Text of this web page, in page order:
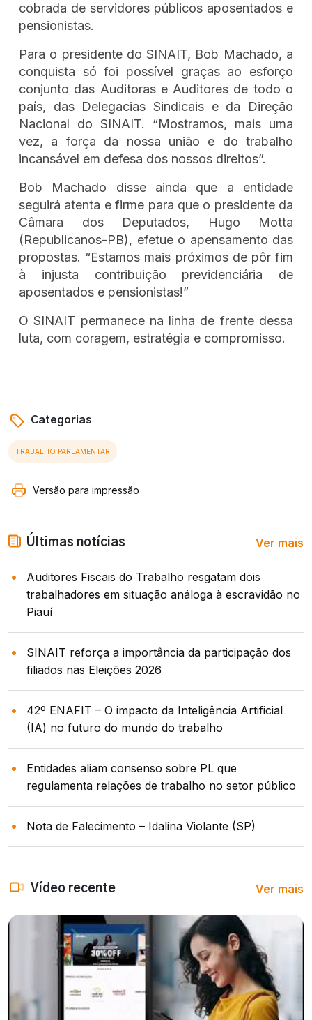
cobrada de servidores públicos aposentados e
pensionistas.
Para o presidente do SINAIT, Bob Machado, a
conquista só foi possível graças ao esforço
conjunto das Auditoras e Auditores de todo o
país, das Delegacias Sindicais e da Direção
Nacional do SINAIT. “Mostramos, mais uma
vez, a força da nossa união e do trabalho
incansável em defesa dos nossos direitos”.
Bob Machado disse ainda que a entidade
seguirá atenta e firme para que o presidente da
Câmara dos Deputados, Hugo Motta
(Republicanos-PB), efetue o apensamento das
propostas. “Estamos mais próximos de pôr fim
à injusta contribuição previdenciária de
aposentados e pensionistas!”
O SINAIT permanece na linha de frente dessa
luta, com coragem, estratégia e compromisso.
Categorias
TRABALHO PARLAMENTAR
Versão para impressão
Últimas notícias Ver mais
Auditores Fiscais do Trabalho resgatam dois
trabalhadores em situação análoga à escravidão no
Piauí
SINAIT reforça a importância da participação dos
filiados nas Eleições 2026
42º ENAFIT – O impacto da Inteligência Artificial
(IA) no futuro do mundo do trabalho
Entidades aliam consenso sobre PL que
regulamenta relações de trabalho no setor público
Nota de Falecimento – Idalina Violante (SP)
Vídeo recente Ver mais